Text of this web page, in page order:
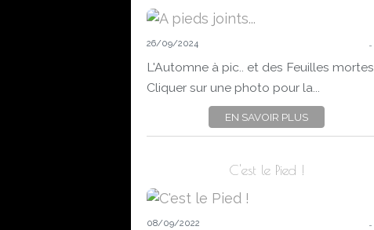
26/09/2024 …
L'Automne à pic.. et des Feuilles mortes
Cliquer sur une photo pour la...
EN SAVOIR PLUS
C'est le Pied !
08/09/2022 …